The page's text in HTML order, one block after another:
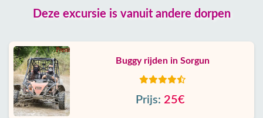
Deze excursie is vanuit andere dorpen
Buggy rijden in Sorgun
Prijs: 25€